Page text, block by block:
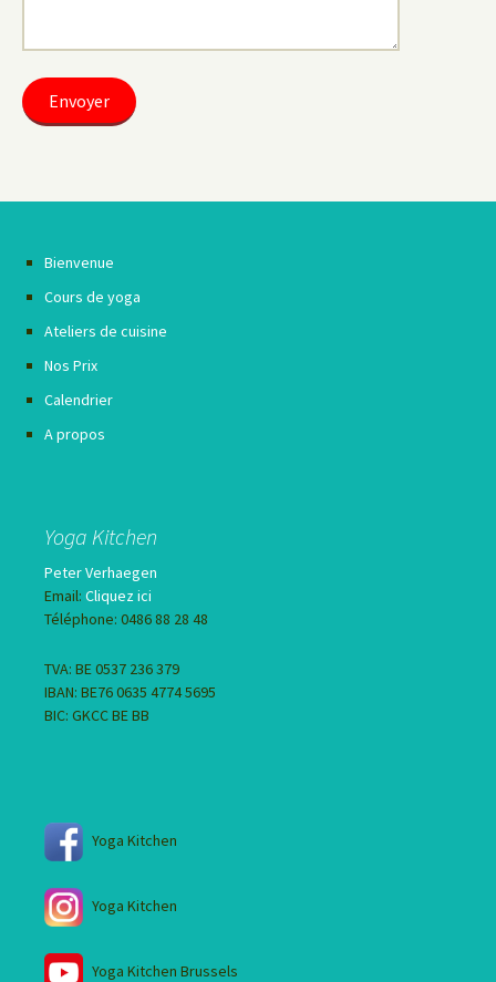
Bienvenue
Cours de yoga
Ateliers de cuisine
Nos Prix
Calendrier
A propos
Yoga Kitchen
Peter Verhaegen
Email: Cliquez ici
Téléphone: 0486 88 28 48
TVA: BE 0537 236 379
IBAN: BE76 0635 4774 5695
BIC: GKCC BE BB
Yoga Kitchen
Yoga Kitchen
Yoga Kitchen Brussels